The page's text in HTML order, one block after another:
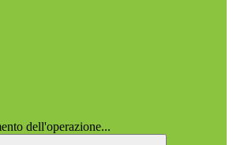
dell'operazione...